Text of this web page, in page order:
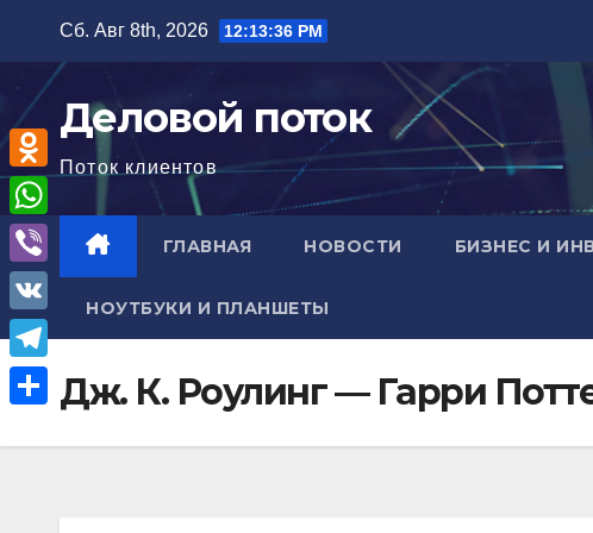
содержимому
Сб. Авг 8th, 2026 12:13:37 PM
Деловой поток
Поток клиентов
ГЛАВНАЯ НОВОСТИ БИЗНЕС И
НОУТБУКИ И ПЛАНШЕТЫ
Дж. К. Роулинг — Гарри
O
d
n
o
k
l
s
W
h
a
s
V
i
b
e
V
K
T
l